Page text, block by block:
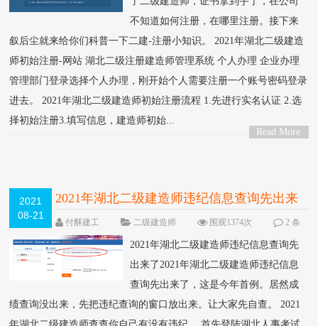
不知道如何注册，在哪里注册。接下来
叙后尘就来给你们科普一下二建-注册小知识。 2021年湖北二级建造
师初始注册-网站 湖北二级注册建造师管理系统 个人办理 企业办理
管理部门登录选择个人办理，刚开始个人需要注册一个账号密码登录
进去。 2021年湖北二级建造师初始注册流程 1.先进行实名认证 2.选
择初始注册3.填写信息，建造师初始...
Read More
2021
08-21
2021年湖北二级建造师违纪信息查询先出来
了-湖北人事考试网
付酥建工 二级建造师 围观1374次
2 条
评论
2021年湖北二级建造师违纪信息查询先
出来了2021年湖北二级建造师违纪信息
查询先出来了，这是今年首例。居然成
绩查询没出来，先把违纪查询的窗口放出来。让大家先自查。 2021